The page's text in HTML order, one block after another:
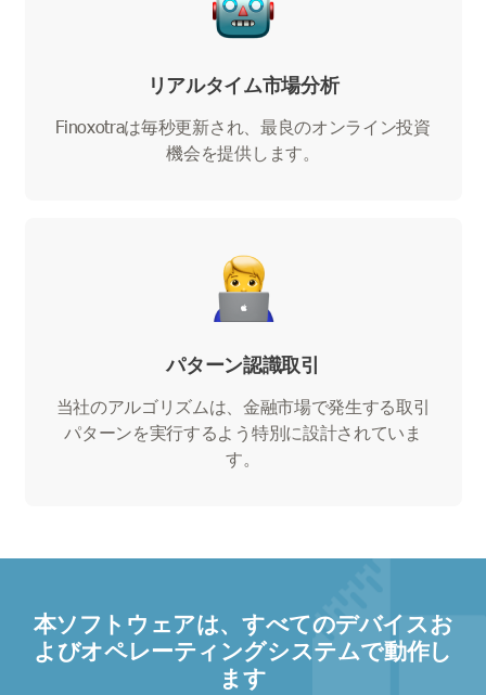
リアルタイム市場分析
Finoxotraは毎秒更新され、最良のオンライン投資
機会を提供します。
パターン認識取引
当社のアルゴリズムは、金融市場で発生する取引
パターンを実行するよう特別に設計されていま
す。
本ソフトウェアは、すべてのデバイスお
よびオペレーティングシステムで動作し
ます